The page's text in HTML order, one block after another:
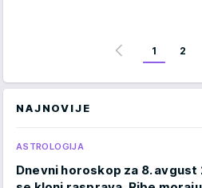
1 2
NAJNOVIJE
ASTROLOGIJA
Dnevni horoskop za 8.